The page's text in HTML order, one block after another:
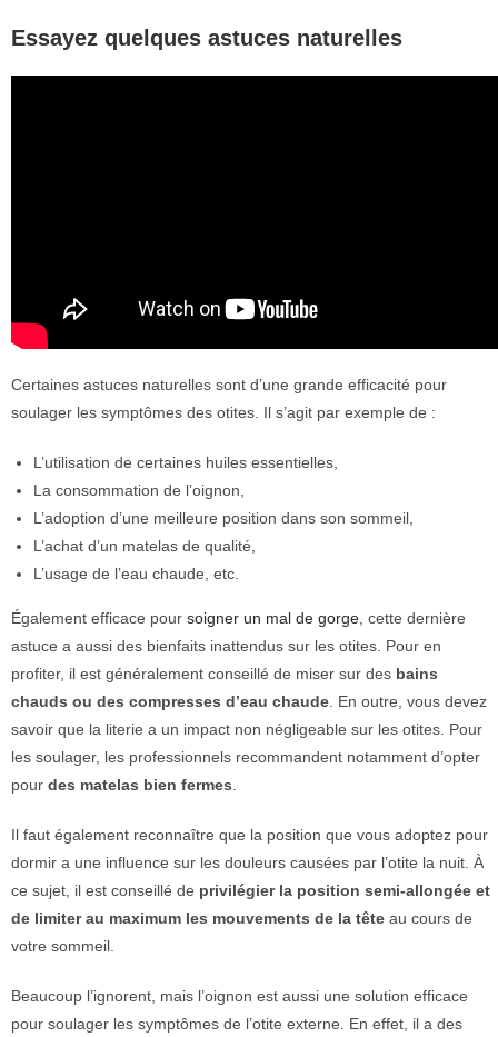
Essayez quelques astuces naturelles
Certaines astuces naturelles sont d’une grande efficacité pour
soulager les symptômes des otites. Il s’agit par exemple de :
L’utilisation de certaines huiles essentielles,
La consommation de l’oignon,
L’adoption d’une meilleure position dans son sommeil,
L’achat d’un matelas de qualité,
L’usage de l’eau chaude, etc.
Également efficace pour soigner un mal de gorge , cette dernière
astuce a aussi des bienfaits inattendus sur les otites. Pour en
profiter, il est généralement conseillé de miser sur des bains
chauds ou des compresses d’eau chaude . En outre, vous devez
savoir que la literie a un impact non négligeable sur les otites. Pour
les soulager, les professionnels recommandent notamment d’opter
pour des matelas bien fermes
Il faut également reconnaître que la position que vous adoptez pour
dormir a une influence sur les douleurs causées par l’otite la nuit. À
ce sujet, il est conseillé de privilégier la position semi-allongée et
de limiter au maximum les mouvements de la tête au cours de
votre sommeil.
Beaucoup l’ignorent, mais l’oignon est aussi une solution efficace
pour soulager les symptômes de l’otite externe. En effet, il a des